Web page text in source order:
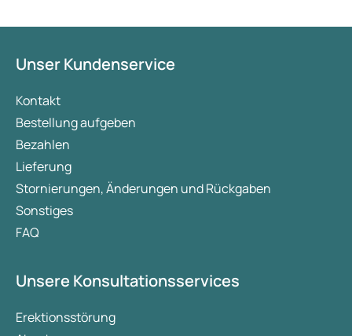
Unser Kundenservice
Kontakt
Bestellung aufgeben
Bezahlen
Lieferung
Stornierungen, Änderungen und Rückgaben
Sonstiges
FAQ
Unsere Konsultationsservices
Erektionsstörung